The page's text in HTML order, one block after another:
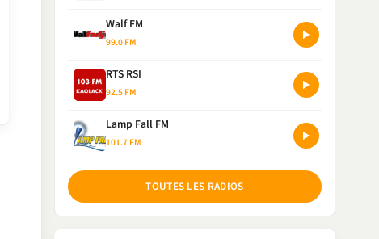
Walf FM
99.0 FM
RTS RSI
92.5 FM
Lamp Fall FM
101.7 FM
TOUTES LES RADIOS